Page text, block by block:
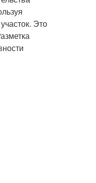
Это